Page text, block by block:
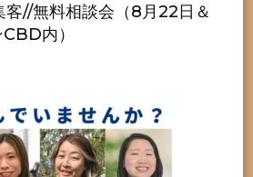
//無料相談会（8月22日＆
内）